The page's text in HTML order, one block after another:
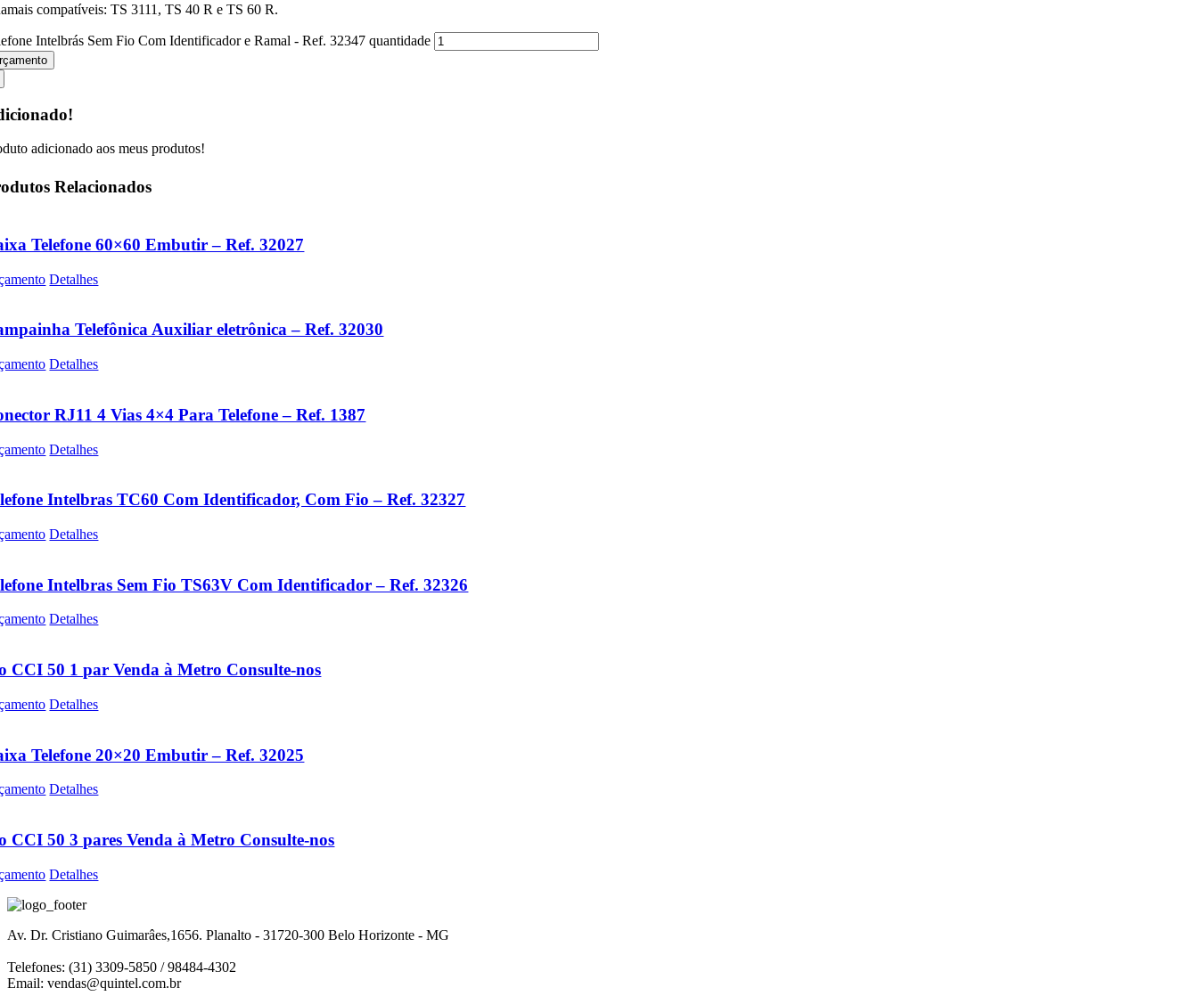
compatíveis: TS 3111, TS 40 R e TS 60 R.
Intelbrás Sem Fio Com Identificador e Ramal - Ref. 32347 quantidade
adicionado aos meus produtos!
Relacionados
Telefone 60×60 Embutir – Ref. 32027
Detalhes
Telefônica Auxiliar eletrônica – Ref. 32030
Detalhes
RJ11 4 Vias 4×4 Para Telefone – Ref. 1387
Detalhes
Intelbras TC60 Com Identificador, Com Fio – Ref. 32327
Detalhes
Intelbras Sem Fio TS63V Com Identificador – Ref. 32326
Detalhes
CCI 50 1 par Venda à Metro Consulte-nos
Detalhes
Telefone 20×20 Embutir – Ref. 32025
Detalhes
CCI 50 3 pares Venda à Metro Consulte-nos
Detalhes
Av. Dr. Cristiano Guimarâes,1656. Planalto - 31720-300 Belo Horizonte - MG
Telefones: (31) 3309-5850 / 98484-4302
Email: vendas@quintel.com.br